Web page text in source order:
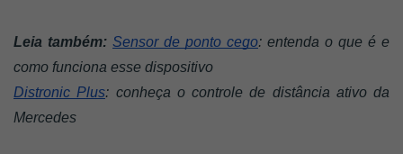
Leia também: Sensor de ponto cego: entenda o que é e
como funciona esse dispositivo
Distronic Plus: conheça o controle de distância ativo da
Mercedes